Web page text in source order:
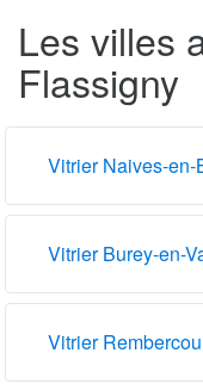
Les villes
Flassigny
Vitrier Naives-en-
Vitrier Burey-en-
Vitrier